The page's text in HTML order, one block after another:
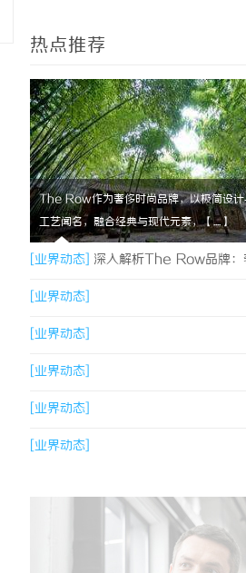
热点推荐
The Row作为奢侈时尚品牌，以极简设计
工艺闻名，融合经典与现代元素，【....】
[业界动态] 深入解析The Row品牌：
的典范与设计哲学
[业界动态]
[业界动态]
[业界动态]
[业界动态]
[业界动态]